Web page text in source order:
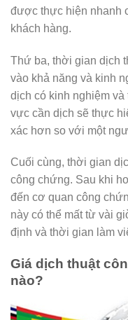
được thực hiện nhanh
khách hàng.
Thứ ba, thời gian dịch
vào khả năng và kinh
dịch có kinh nghiệm
vực cần dịch sẽ thực
xác hơn so với một
Cuối cùng, thời gian
công chứng. Sau khi
đến cơ quan công
này có thể mất từ vài
định và thời gian làm
Giá dịch thuật
nào?